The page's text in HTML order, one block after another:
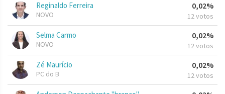
Reginaldo Ferreira
NOVO
0,02%
12 votos
Selma Carmo
NOVO
0,02%
12 votos
Zé Maurício
PC do B
0,02%
12 votos